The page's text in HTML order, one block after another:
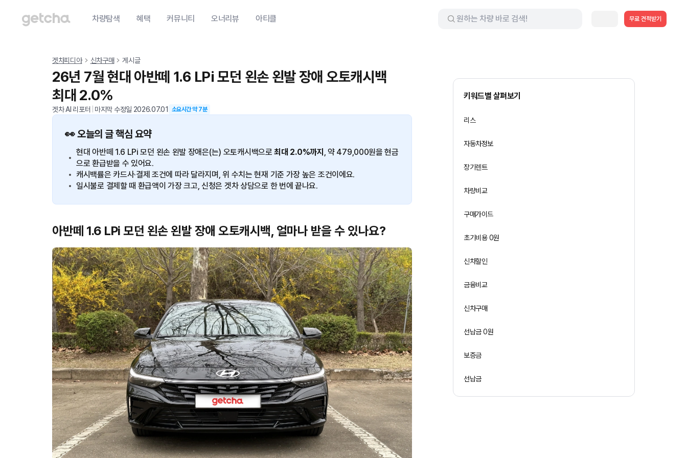
차량탐색 혜택 커뮤니티 오너리뷰 아티클 무료 견적받기
겟차피디아 신차구매 게시글
26년 7월 현대 아반떼 1.6 LPi 모던 왼손 왼발 장애 오토캐시백
최대 2.0%
겟차 AI 리포터 마지막 수정일 2026.07.01 소요시간 약7분
👀 오늘의 글 핵심 요약
현대 아반떼 1.6 LPi 모던 왼손 왼발 장애은(는) 오토캐시백으로최대 2.0%까지 , 약 479,000원을 현금
으로 환급받을 수 있어요.
캐시백률은 카드사·결제 조건에 따라 달라지며, 위 수치는 현재 기준 가장 높은 조건이에요.
일시불로 결제할 때 환급액이 가장 크고, 신청은 겟차 상담으로 한 번에 끝나요.
아반떼 1.6 LPi 모던 왼손 왼발 장애 오토캐시백, 얼마나 받을 수 있나요?
키워드별 살펴보기
리스
자동차정보
장기렌트
차량비교
구매가이드
초기비용 0원
신차할인
금융비교
신차구매
선납금 0원
보증금
선납금